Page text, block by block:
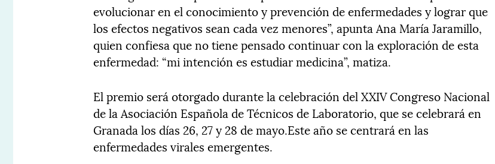
evolucionar en el conocimiento y prevención de enfermedades y lograr que
los efectos negativos sean cada vez menores”, apunta Ana María Jaramillo,
quien confiesa que no tiene pensado continuar con la exploración de esta
enfermedad: “mi intención es estudiar medicina”, matiza.
El premio será otorgado durante la celebración del XXIV Congreso Nacional
de la Asociación Española de Técnicos de Laboratorio, que se celebrará en
Granada los días 26, 27 y 28 de mayo.Este año se centrará en las
enfermedades virales emergentes.